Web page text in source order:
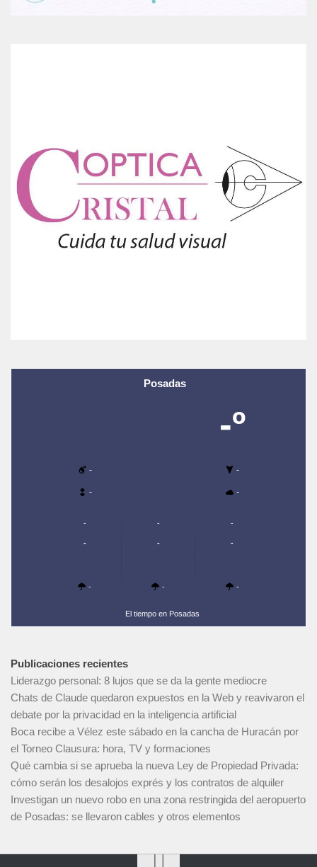
Posadas
-º
- -
- -
-
-
-
-
-
-
-
-
-
El tiempo en Posadas
Publicaciones recientes
Liderazgo personal: 8 lujos que se da la gente mediocre
Chats de Claude quedaron expuestos en la Web y reavivaron el
debate por la privacidad en la inteligencia artificial
Boca recibe a Vélez este sábado en la cancha de Huracán por
el Torneo Clausura: hora, TV y formaciones
Qué cambia si se aprueba la nueva Ley de Propiedad Privada:
cómo serán los desalojos exprés y los contratos de alquiler
Investigan un nuevo robo en una zona restringida del aeropuerto
de Posadas: se llevaron cables y otros elementos